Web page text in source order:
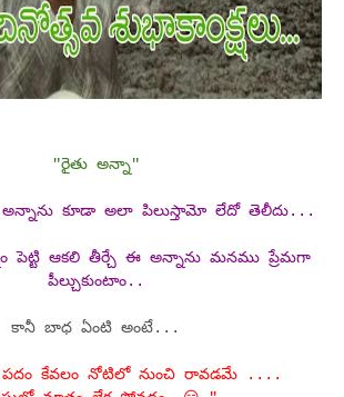
"రైతు అన్నా"
కూడా అలా పిలుస్తామో లేదో తెలీదు...
పెట్టి ఆకలి తీర్చే ఈ అన్నాను మనము ప్రేమగా
పీల్చుకుంటాం..
కానీ బాధ ఏంటి అంటే...
కేవలం నోటిలో నుంచి రావడమే ....